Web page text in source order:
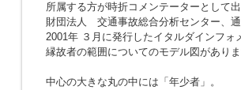
所属する方が時折コメンテーターとして
財団法人 交通事故総合分析センター、
2001年 ３月に発行したイタルダインフォ
縁故者の範囲についてのモデル図がありま
中心の大きな丸の中には「年少者」。